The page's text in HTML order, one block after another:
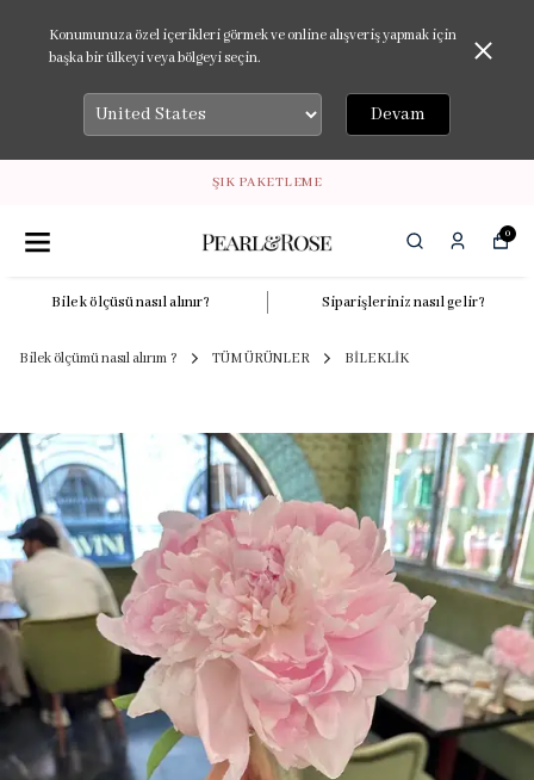
Konumunuza özel içerikleri görmek ve online alışveriş yapmak için
başka bir ülkeyi veya bölgeyi seçin.
Devam
ŞIK PAKETLEME
0
Bilek ölçüsü nasıl alınır? Siparişleriniz nasıl gelir?
Bilek ölçümü nasıl alırım ? TÜM ÜRÜNLER BİLEKLİK